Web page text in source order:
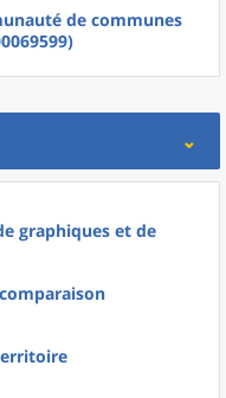
de communes
graphiques et de